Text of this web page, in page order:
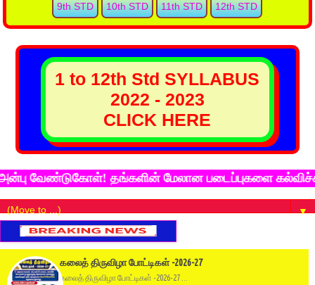
9th STD 10th STD 11th STD 12th STD
1 to 12th Std SYLLABUS
2022 - 2023
CLICK HERE
தங்களின் மேலான படைப்புகளை கல்விச்சுடர்
▼
கலைத் திருவிழா போட்டிகள் -2026-27
கலைத் திருவிழா போட்டிகள் -2026-27 ...